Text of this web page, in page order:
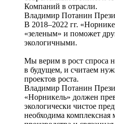
Компаний в отрасли.
Владимир Потанин
В 2018–2022 гг.
«зеленым» и поможет
экологичными.
Мы верим в рост спроса
в будущем, и считаем
проектов роста.
Владимир Потанин
«Норникель» должен
экологически чистое
необходима комплексная